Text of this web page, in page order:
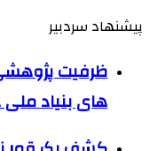
پیشنهاد سردبیر
ظرفیت
های بنیاد